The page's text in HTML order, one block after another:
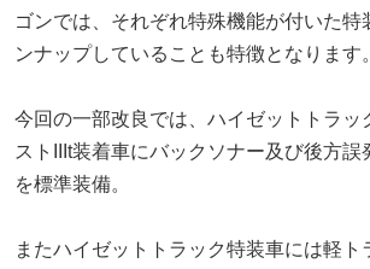
ゴンでは、それぞれ特殊機能が付いた特
ンナップしていることも特徴となります。
今回の一部改良では、ハイゼットトラッ
ストIIIt装着車にバックソナー及び後方誤
を標準装備。
またハイゼットトラック特装車には軽ト